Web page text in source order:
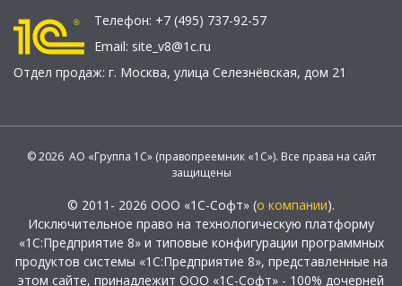
Телефон: +7 (495) 737-92-57
Email: site_v8@1c.ru
Отдел продаж: г. Москва, улица Селезнёвская, дом 21
© 2026 АО «Группа 1С» (правопреемник «1С»). Все права на сайт
защищены
© 2011- 2026 ООО «1С-Софт» (о компании).
Исключительное право на технологическую платформу
«1С:Предприятие 8» и типовые конфигурации программных
продуктов системы «1С:Предприятие 8», представленные на
этом сайте, принадлежит ООО «1С-Софт» - 100% дочерней